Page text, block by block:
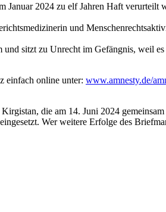
Januar 2024 zu elf Jahren Haft
und
sitzt zu Unrecht im Gefängnis, weil
einfach online unter: www.amnesty.de/
die am 14. Juni 2024
Wer weitere Erfolge des